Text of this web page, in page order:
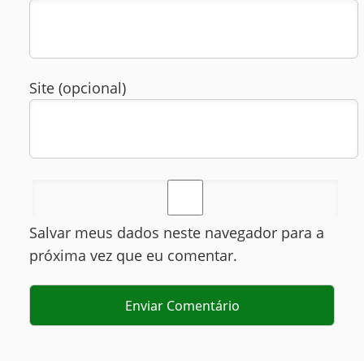
Site (opcional)
Salvar meus dados neste navegador para a
próxima vez que eu comentar.